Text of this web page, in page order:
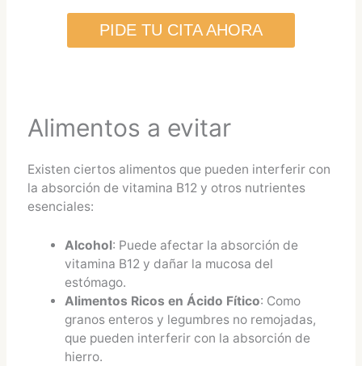
PIDE TU CITA AHORA
Alimentos a evitar
Existen ciertos alimentos que pueden interferir con
la absorción de vitamina B12 y otros nutrientes
esenciales:
Alcohol: Puede afectar la absorción de
vitamina B12 y dañar la mucosa del
estómago.
Alimentos Ricos en Ácido Fítico: Como
granos enteros y legumbres no remojadas,
que pueden interferir con la absorción de
hierro.